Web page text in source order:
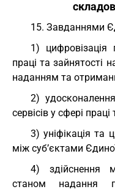
15. Завданнями
1) цифровізація
праці та зайнятості
наданням та
2)
сервісів у сфері
3) уніфікація та
між суб’єктами
4) здійснення
станом надання